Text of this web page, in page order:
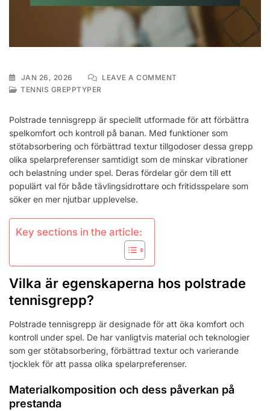
JAN 26, 2026 LEAVE A COMMENTON
FÖRDELAR,
TILLÄMPNINGAR
TENNIS GREPPTYPER
Polstrade tennisgrepp är speciellt utformade för att förbättra
spelkomfort och kontroll på banan. Med funktioner som
stötabsorbering och förbättrad textur tillgodoser dessa grepp
olika spelarpreferenser samtidigt som de minskar vibrationer
och belastning under spel. Deras fördelar gör dem till ett
populärt val för både tävlingsidrottare och fritidsspelare som
söker en mer njutbar upplevelse.
Key sections in the article:
Vilka är egenskaperna hos polstrade
tennisgrepp?
Polstrade tennisgrepp är designade för att öka komfort och
kontroll under spel. De har vanligtvis material och teknologier
som ger stötabsorbering, förbättrad textur och varierande
tjocklek för att passa olika spelarpreferenser.
Materialkomposition och dess påverkan på
prestanda